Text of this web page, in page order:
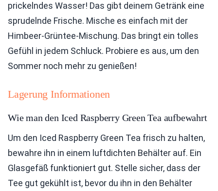
prickelndes Wasser! Das gibt deinem Getränk eine
sprudelnde Frische. Mische es einfach mit der
Himbeer-Grüntee-Mischung. Das bringt ein tolles
Gefühl in jedem Schluck. Probiere es aus, um den
Sommer noch mehr zu genießen!
Lagerung Informationen
Wie man den Iced Raspberry Green Tea aufbewahrt
Um den Iced Raspberry Green Tea frisch zu halten,
bewahre ihn in einem luftdichten Behälter auf. Ein
Glasgefäß funktioniert gut. Stelle sicher, dass der
Tee gut gekühlt ist, bevor du ihn in den Behälter